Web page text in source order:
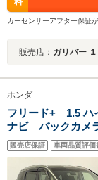
カーセンサーアフター保証
販売店： ガリバー
ホンダ
フリード+ 1.5 ハ
ナビ バックカメ
オートライト シ
レーダークルー
正アルミホイー
販売店保証 車両品質評価